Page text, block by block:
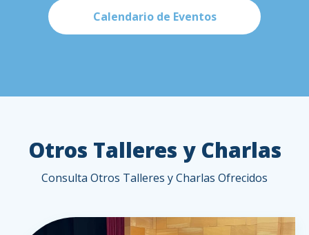
Calendario de Eventos
Otros Talleres y Charlas
Consulta Otros Talleres y Charlas Ofrecidos